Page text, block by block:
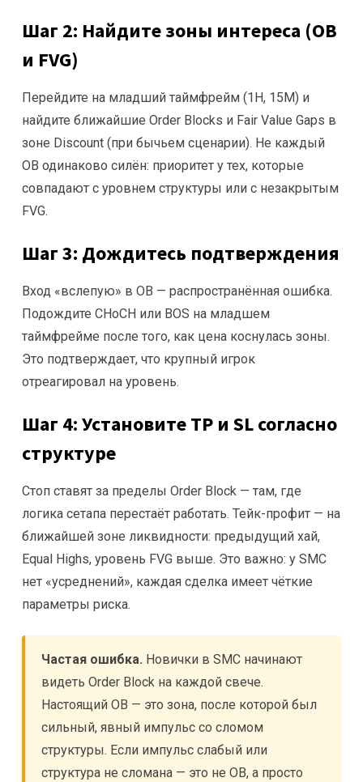
Шаг 2: Найдите зоны интереса (OB
и FVG)
Перейдите на младший таймфрейм (1H, 15M) и
найдите ближайшие Order Blocks и Fair Value Gaps в
зоне Discount (при бычьем сценарии). Не каждый
OB одинаково силён: приоритет у тех, которые
совпадают с уровнем структуры или с незакрытым
FVG.
Шаг 3: Дождитесь подтверждения
Вход «вслепую» в OB — распространённая ошибка.
Подождите CHoCH или BOS на младшем
таймфрейме после того, как цена коснулась зоны.
Это подтверждает, что крупный игрок
отреагировал на уровень.
Шаг 4: Установите TP и SL согласно
структуре
Стоп ставят за пределы Order Block — там, где
логика сетапа перестаёт работать. Тейк-профит — на
ближайшей зоне ликвидности: предыдущий хай,
Equal Highs, уровень FVG выше. Это важно: у SMC
нет «усреднений», каждая сделка имеет чёткие
параметры риска.
Частая ошибка. Новички в SMC начинают
видеть Order Block на каждой свече.
Настоящий OB — это зона, после которой был
сильный, явный импульс со сломом
структуры. Если импульс слабый или
структура не сломана — это не OB, а просто